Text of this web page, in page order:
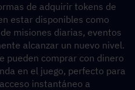
de adquirir tokens de
estar disponibles como
misiones diarias, eventos
alcanzar un nuevo nivel.
pueden comprar con dinero
en el juego, perfecto para
instantáneo a